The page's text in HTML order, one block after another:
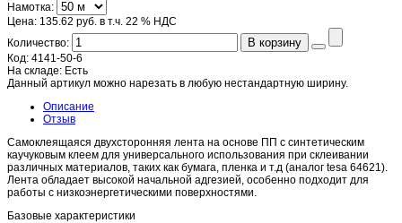
Намотка:
Цена: 135.62 руб. в т.ч. 22 % НДС
Количество:
В корзину
Код: 4141-50-6
На складе: Есть
Данный артикул можно нарезать в любую нестандартную ширину.
Описание
Отзыв
Самоклеящаяся двухсторонняя лента на основе ПП с синтетическим
каучуковым клеем для универсального использования при склеивании
различных материалов, таких как бумага, пленка и т.д (аналог tesa 64621).
Лента обладает высокой начальной адгезией, особенно подходит для
работы с низкоэнергетическими поверхностями.
Базовые характеристики